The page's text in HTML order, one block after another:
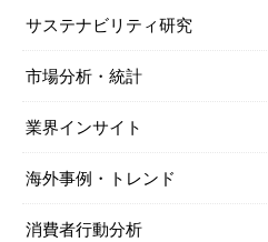
サステナビリティ研究
市場分析・統計
業界インサイト
海外事例・トレンド
消費者行動分析